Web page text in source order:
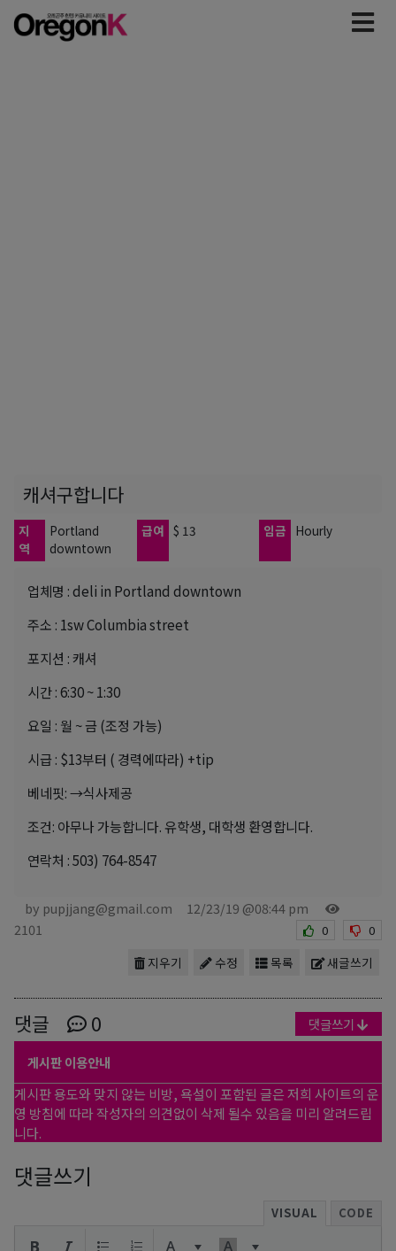
캐셔구합니다
지
역
Portland
downtown
급여 $ 13 임금 Hourly
업체명 : deli in Portland downtown
주소 : 1sw Columbia street
포지션 : 캐셔
시간 : 6:30 ~ 1:30
요일 : 월 ~ 금 (조정 가능)
시급 : $13부터 ( 경력에따라) +tip
베네핏: →식사제공
조건: 아무나 가능합니다. 유학생, 대학생 환영합니다.
연락처 : 503) 764-8547
by pupjjang@gmail.com
12/23/19 @08:44 pm
2101
0 0
새글쓰기
목록
수정
지우기
댓글 0 댓글쓰기
게시판 이용안내
게시판 용도와 맞지 않는 비방, 욕설이 포함된 글은 저희 사이트의 운
영 방침에 따라 작성자의 의견없이 삭제 될수 있음을 미리 알려드립
니다.
댓글쓰기
VISUAL CODE